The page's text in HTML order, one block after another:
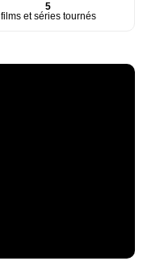
5
films et séries tournés